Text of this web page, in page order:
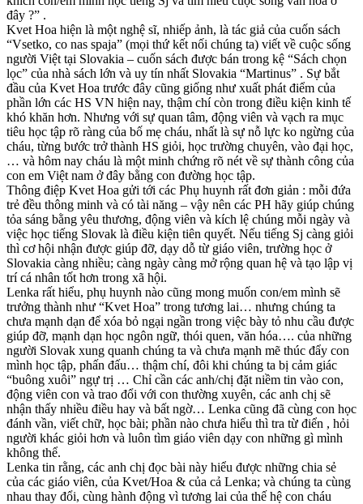
đây ?” .
Kvet Hoa hiện là một nghệ sĩ, nhiếp ảnh, là tác giả của cuốn sách
“Vsetko, co nas spaja” (mọi thứ kết nối chúng ta) viết về cuộc sống
người Việt tại Slovakia – cuốn sách được bán trong kệ “Sách chọn
lọc” của nhà sách lớn và uy tín nhất Slovakia “Martinus” . Sự bắt
đầu của Kvet Hoa trước đây cũng giống như xuất phát điểm của
phần lớn các HS VN hiện nay, thậm chí còn trong điều kiện kinh tế
khó khăn hơn. Nhưng với sự quan tâm, động viên và vạch ra mục
tiêu học tập rõ ràng của bố mẹ cháu, nhất là sự nỗ lực ko ngừng của
cháu, từng bước trở thành HS giỏi, học trường chuyên, vào đại học,
… và hôm nay cháu là một minh chứng rõ nét về sự thành công của
con em Việt nam ở đây bằng con đường học tập.
Thông điệp Kvet Hoa gửi tới các Phụ huynh rất đơn giản : mỗi đứa
trẻ đều thông minh và có tài năng – vậy nên các PH hãy giúp chúng
tỏa sáng bằng yêu thương, động viên và kích lệ chúng mỗi ngày và
việc học tiếng Slovak là điều kiện tiên quyết. Nếu tiếng Sj càng giỏi
thì cơ hội nhận được giúp đỡ, dạy dỗ từ giáo viên, trường học ở
Slovakia càng nhiều; càng ngày càng mở rộng quan hệ và tạo lập vị
trí cá nhân tốt hơn trong xã hội.
Lenka rất hiểu, phụ huynh nào cũng mong muốn con/em mình sẽ
trưởng thành như “Kvet Hoa” trong tương lai… nhưng chúng ta
chưa mạnh dạn để xóa bỏ ngại ngần trong việc bày tỏ nhu cầu được
giúp đỡ, mạnh dạn học ngôn ngữ, thói quen, văn hóa…. của những
người Slovak xung quanh chúng ta và chưa mạnh mẽ thúc đẩy con
mình học tập, phấn đấu… thậm chí, đôi khi chúng ta bị cảm giác
“buông xuôi” ngự trị … Chỉ cần các anh/chị đặt niềm tin vào con,
động viên con và trao đổi với con thường xuyên, các anh chị sẽ
nhận thấy nhiều điều hay và bất ngờ… Lenka cũng đã cùng con học
đánh vần, viết chữ, học bài; phần nào chưa hiểu thì tra từ điển , hỏi
người khác giỏi hơn và luôn tìm giáo viên dạy con những gì mình
không thể.
Lenka tin rằng, các anh chị đọc bài này hiểu được những chia sẻ
của các giáo viên, của Kvet/Hoa & của cả Lenka; và chúng ta cùng
nhau thay đổi, cùng hành động vì tương lai của thế hệ con cháu